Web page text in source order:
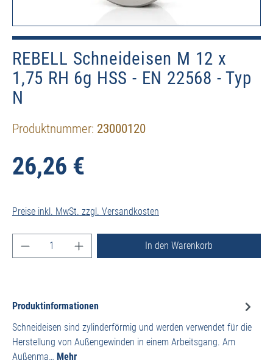
REBELL Schneideisen M 12 x
1,75 RH 6g HSS - EN 22568 - Typ
N
Produktnummer: 23000120
26,26 €
Preise inkl. MwSt. zzgl. Versandkosten
Produkt Anzahl: Gib den gewünschten Wert ein
In den Warenkorb
Produktinformationen
Schneideisen sind zylinderförmig und werden verwendet für die
Herstellung von Außengewinden in einem Arbeitsgang. Am
Außenma… Mehr